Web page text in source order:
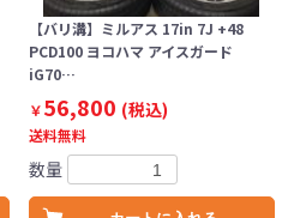
【バリ溝】ミルアス 17in 7J +48
PCD100 ヨコハマ アイスガード
iG70…
￥56,800 (税込)
送料無料
数量